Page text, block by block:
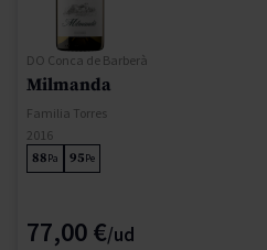
DO Conca de Barberà
Milmanda
Familia Torres
2016
88Pa 95Pe
77,00 €